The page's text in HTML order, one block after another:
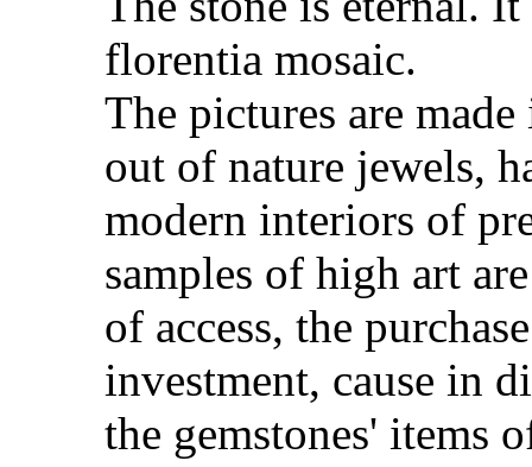
florentia mosaic.
The pictures are
out of nature jewels,
modern interiors of
samples of high art
of access, the
investment, cause in
the gemstones' items